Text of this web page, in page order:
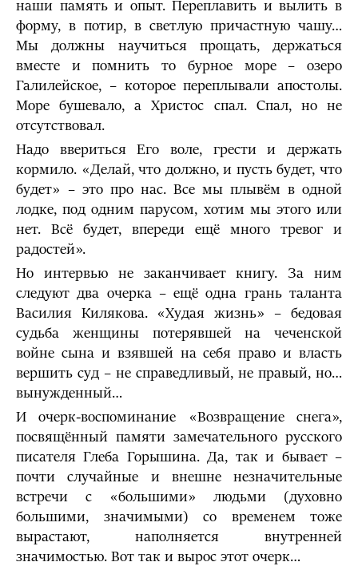
наши память и опыт. Переплавить и вылить в
форму, в потир, в светлую причастную чашу…
Мы должны научиться прощать, держаться
вместе и помнить то бурное море – озеро
Галилейское, – которое переплывали апостолы.
Море бушевало, а Христос спал. Спал, но не
отсутствовал.
Надо ввериться Его воле, грести и держать
кормило. «Делай, что должно, и пусть будет, что
будет» – это про нас. Все мы плывём в одной
лодке, под одним парусом, хотим мы этого или
нет. Всё будет, впереди ещё много тревог и
радостей».
Но интервью не заканчивает книгу. За ним
следуют два очерка – ещё одна грань таланта
Василия Килякова. «Худая жизнь» – бедовая
судьба женщины потерявшей на чеченской
войне сына и взявшей на себя право и власть
вершить суд – не справедливый, не правый, но…
вынужденный…
И очерк-воспоминание «Возвращение снега»,
посвящённый памяти замечательного русского
писателя Глеба Горышина. Да, так и бывает –
почти случайные и внешне незначительные
встречи с «большими» людьми (духовно
большими, значимыми) со временем тоже
вырастают, наполняется внутренней
значимостью. Вот так и вырос этот очерк…